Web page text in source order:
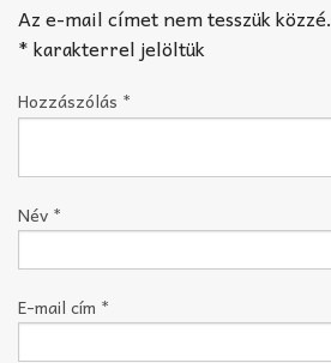
Az e-mail címet nem tesszük közzé.
*karakterrel jelöltük
Hozzászólás *
Név *
E-mail cím *